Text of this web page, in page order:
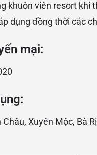
khuôn viên resort khi
dụng đồng thời các
mại:
Châu, Xuyên Mộc, Bà